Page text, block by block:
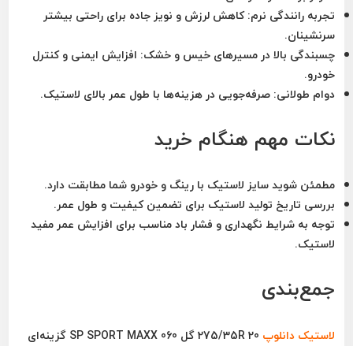
تجربه رانندگی نرم:کاهش لرزش و نویز جاده برای راحتی بیشتر
سرنشینان.
چسبندگی بالا در مسیرهای خیس و خشک: افزایش ایمنی و کنترل
خودرو.
دوام طولانی: صرفه‌جویی در هزینه‌ها با طول عمر بالای لاستیک.
نکات مهم هنگام خرید
مطمئن شوید سایز لاستیک با رینگ و خودرو شما مطابقت دارد.
بررسی تاریخ تولید لاستیک برای تضمین کیفیت و طول عمر.
توجه به شرایط نگهداری و فشار باد مناسب برای افزایش عمر مفید
لاستیک.
جمع‌بندی
لاستیکدانلوپ
گزینه‌ای